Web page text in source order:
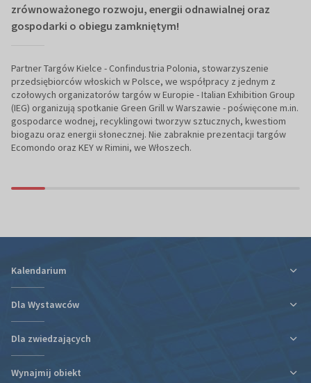
zrównoważonego rozwoju, energii odnawialnej oraz
gospodarki o obiegu zamkniętym!
Partner Targów Kielce - Confindustria Polonia, stowarzyszenie
przedsiębiorców włoskich w Polsce, we współpracy z jednym z
czołowych organizatorów targów w Europie - Italian Exhibition Group
(IEG) organizują spotkanie Green Grill w Warszawie - poświęcone m.in.
gospodarce wodnej, recyklingowi tworzyw sztucznych, kwestiom
biogazu oraz energii słonecznej. Nie zabraknie prezentacji targów
Ecomondo oraz KEY w Rimini, we Włoszech.
Kalendarium
Dla Wystawców
Ulga podatkowa za udział w targach
Plan targów i hal
Dla zwiedzających
Plan targów i hal
Wynajmij obiekt